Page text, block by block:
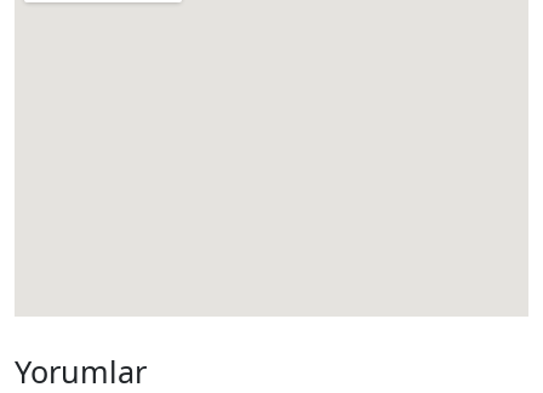
Yorumlar